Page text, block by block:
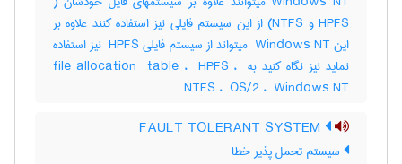
HPFS و ‎NTFS) از این سیستم فایلی نیز استفاده کنند علاوه بر
این ‎ Windows NT میتواند از سیستم فایلی ‎ HPFS نیز استفاده
نماید نیز نگاه کنید به ‎file allocation ‎ table ، ‎ HPFS ، ‎
NTFS ، ‎ OS/2 ، ‎ Windows NT
سیستم تحمل پذیر خطا